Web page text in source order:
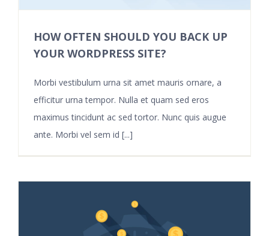
HOW OFTEN SHOULD YOU BACK UP
YOUR WORDPRESS SITE?
Morbi vestibulum urna sit amet mauris ornare, a
efficitur urna tempor. Nulla et quam sed eros
maximus tincidunt ac sed tortor. Nunc quis augue
ante. Morbi vel sem id [...]